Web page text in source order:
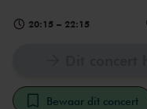
20:15 – 22:15
Bewaar dit concert